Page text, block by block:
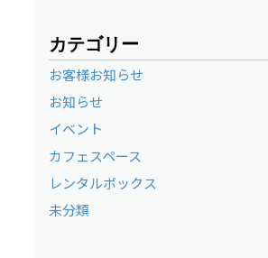
カテゴリー
お客様お知らせ
お知らせ
イベント
カフェスペース
レンタルボックス
未分類